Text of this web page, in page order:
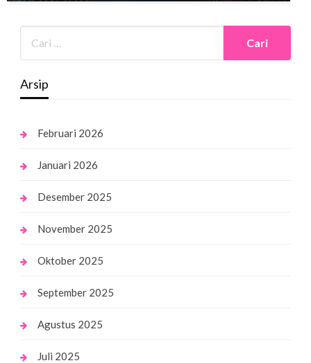
Arsip
Februari 2026
Januari 2026
Desember 2025
November 2025
Oktober 2025
September 2025
Agustus 2025
Juli 2025